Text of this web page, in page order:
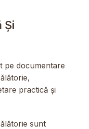
Și
pe documentare
practică și
sunt